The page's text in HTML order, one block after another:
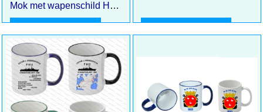
Mok met wapenschild Hr Ms Jacob van Heemskerck F812